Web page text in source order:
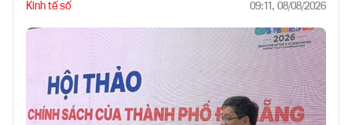
Kinh tế số 09:11, 08/08/2026